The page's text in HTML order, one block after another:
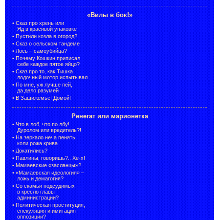
«Вилы в бок!»
• Сказ про хрень или
Яд в красивой упаковке
• Пустили козла в огород?
• Сказ о сельском тандеме
• Лось – самоубийца?
• Почему Кошкин приписал
себе каждое пятое яйцо?
• Сказ про то, как Тишка
лодочный мотор испытывал
• По мне, уж лучше пей,
да дело разумей
• В Зашижемье! Домой!
Ренегат или марионетка
• Что в лоб, что по лбу!
Дуролом или вредитель?!
• На зеркало неча пенять,
коли рожа крива
• Докатились?
• Павлины, говоришь?.. Хе-х!
• Мамаевские «засланцы»?
• «Мамаевская идеология» –
ложь и демагогия?
• Со скамьи подсудимых —
в кресло главы
администрации?
• Политическая проституция,
спекуляция и имитация
оппозиции?